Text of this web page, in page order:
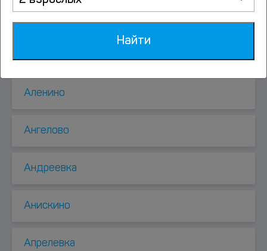
Аленино
Ангелово
Андреевка
Анискино
Апрелевка
Найти